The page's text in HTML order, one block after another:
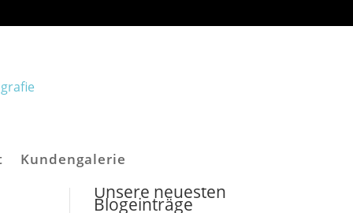
Kundengalerie
Unsere neuesten
Blogeinträge